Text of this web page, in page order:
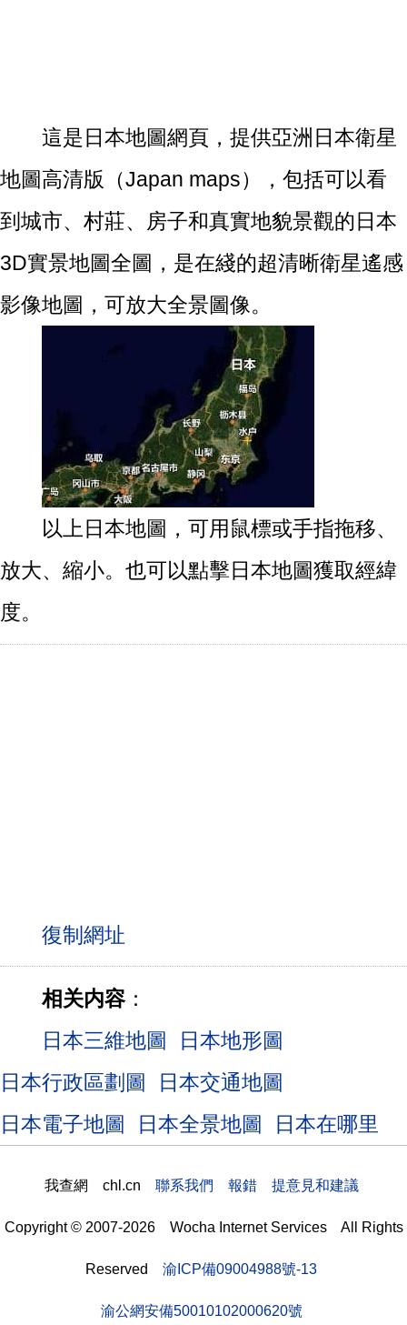
這是日本地圖網頁，提供亞洲日本衛星
地圖高清版（Japan maps），包括可以看
到城市、村莊、房子和真實地貌景觀的日本
3D實景地圖全圖，是在綫的超清晰衛星遙感
影像地圖，可放大全景圖像。
以上日本地圖，可用鼠標或手指拖移、
放大、縮小。也可以點擊日本地圖獲取經緯
度。
相关内容：
日本三維地圖
日本地形圖
日本行政區劃圖
日本交通地圖
日本電子地圖
日本全景地圖 日本在哪里
我查網 chl.cn 聯系我們 報錯 提意見和建議
Copyright © 2007-2026 Wocha Internet Services All Rights
Reserved 渝ICP備09004988號-13
渝公網安備50010102000620號